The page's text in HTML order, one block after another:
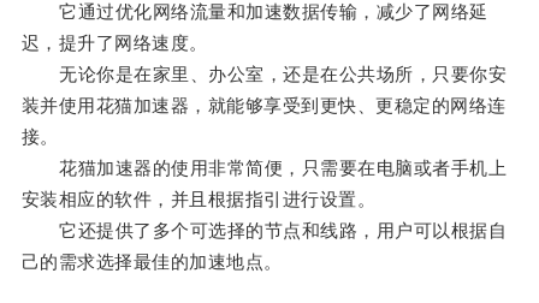
它通过优化网络流量和加速数据传输，减少了网络延
迟，提升了网络速度。
无论你是在家里、办公室，还是在公共场所，只要你安
装并使用花猫加速器，就能够享受到更快、更稳定的网络连
接。
花猫加速器的使用非常简便，只需要在电脑或者手机上
安装相应的软件，并且根据指引进行设置。
它还提供了多个可选择的节点和线路，用户可以根据自
己的需求选择最佳的加速地点。